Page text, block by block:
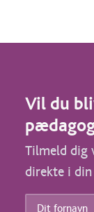
Vil du
Tilmeld dig
direkte i
Dit